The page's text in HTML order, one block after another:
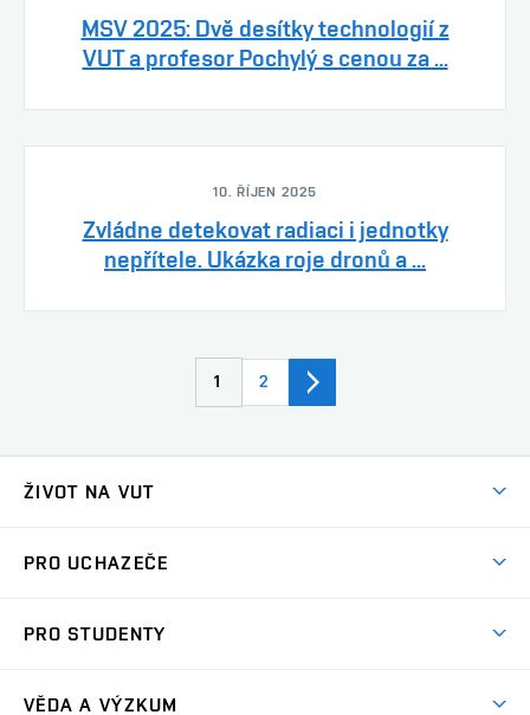
MSV 2025: Dvě desítky technologií z
VUT a profesor Pochylý s cenou za ...
10. ŘÍJEN 2025
Zvládne detekovat radiaci i jednotky
nepřítele. Ukázka roje dronů a ...
1 2
ŽIVOT NA VUT
Koleje
Sport na VUT
PRO UCHAZEČE
Dny otevřených dveří
PRO STUDENTY
VĚDA A VÝZKUM